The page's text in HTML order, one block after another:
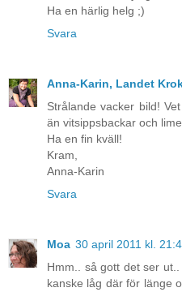
Ha en härlig helg ;)
Svara
Anna-Karin, Landet
Strålande vacker bild!
än vitsippsbackar och
Ha en fin kväll!
Kram,
Anna-Karin
Svara
Moa 30 april 2011 kl.
Hmm.. så gott det ser
kanske låg där för länge